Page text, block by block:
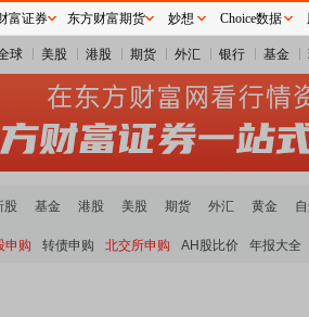
球 美股 港股 期货 外汇 银行 基金
股 基金 港股 美股 期货 外汇 黄金
申购 转债申购 北交所申购 AH股比价 年报大全
富证券 东方财富期货 妙想 Choice数据